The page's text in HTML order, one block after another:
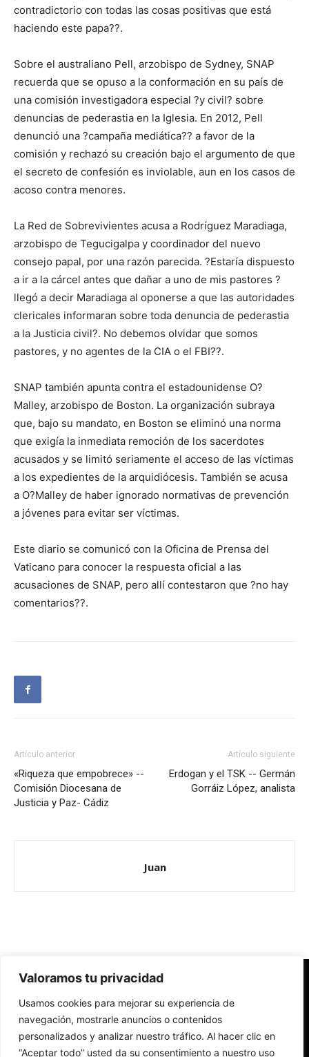
Valoramos tu privacidad
Usamos cookies para mejorar su experiencia de
navegación, mostrarle anuncios o contenidos
personalizados y analizar nuestro tráfico. Al hacer clic en
“Aceptar todo” usted da su consentimiento a nuestro uso
contradictorio con todas las cosas positivas que está
haciendo este papa??.
Sobre el australiano Pell, arzobispo de Sydney, SNAP
recuerda que se opuso a la conformación en su país de
una comisión investigadora especial ?y civil? sobre
denuncias de pederastia en la Iglesia. En 2012, Pell
denunció una ?campaña mediática?? a favor de la
comisión y rechazó su creación bajo el argumento de que
el secreto de confesión es inviolable, aun en los casos de
acoso contra menores.
La Red de Sobrevivientes acusa a Rodríguez Maradiaga,
arzobispo de Tegucigalpa y coordinador del nuevo
consejo papal, por una razón parecida. ?Estaría dispuesto
a ir a la cárcel antes que dañar a uno de mis pastores ?
llegó a decir Maradiaga al oponerse a que las autoridades
clericales informaran sobre toda denuncia de pederastia
a la Justicia civil?. No debemos olvidar que somos
pastores, y no agentes de la CIA o el FBI??.
SNAP también apunta contra el estadounidense O?
Malley, arzobispo de Boston. La organización subraya
que, bajo su mandato, en Boston se eliminó una norma
que exigía la inmediata remoción de los sacerdotes
acusados y se limitó seriamente el acceso de las víctimas
a los expedientes de la arquidiócesis. También se acusa
a O?Malley de haber ignorado normativas de prevención
a jóvenes para evitar ser víctimas.
Este diario se comunicó con la Oficina de Prensa del
Vaticano para conocer la respuesta oficial a las
acusaciones de SNAP, pero allí contestaron que ?no hay
comentarios??.
Artículo anterior
«Riqueza que empobrece» --
Comisión Diocesana de
Justicia y Paz- Cádiz
Artículo siguiente
Erdogan y el TSK -- Germán
Gorráiz López, analista
Juan
Redes Cristianas
Una mirada alternativa sobre la Iglesia católica y la sociedad
- Colectivos de Redes Cristianas